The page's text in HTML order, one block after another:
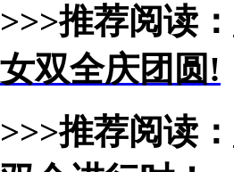
>>>推荐阅读：
女双全庆团圆!
>>>推荐阅读：